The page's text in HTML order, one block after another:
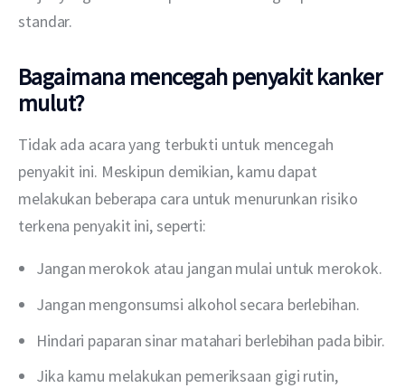
standar.
Bagaimana mencegah penyakit kanker
mulut?
Tidak ada acara yang terbukti untuk mencegah
penyakit ini. Meskipun demikian, kamu dapat
melakukan beberapa cara untuk menurunkan risiko
terkena penyakit ini, seperti:
Jangan merokok atau jangan mulai untuk merokok.
Jangan mengonsumsi alkohol secara berlebihan.
Hindari paparan sinar matahari berlebihan pada bibir.
Jika kamu melakukan pemeriksaan gigi rutin,